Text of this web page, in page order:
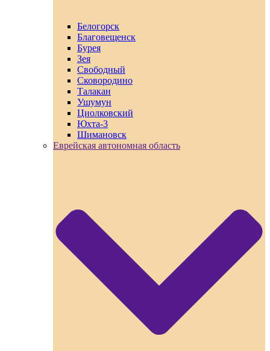
Белогорск
Благовещенск
Бурея
Зея
Свободный
Сковородино
Талакан
Ушумун
Циолковский
Юхта-3
Шимановск
Еврейская автономная область